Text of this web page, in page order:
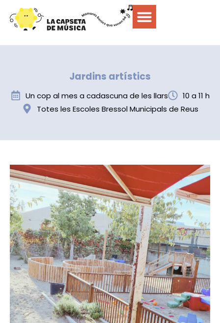
Jardins artístics
Un cop al mes a cadascuna de les llars
10 a 11 h
Totes les Escoles Bressol Municipals de Reus